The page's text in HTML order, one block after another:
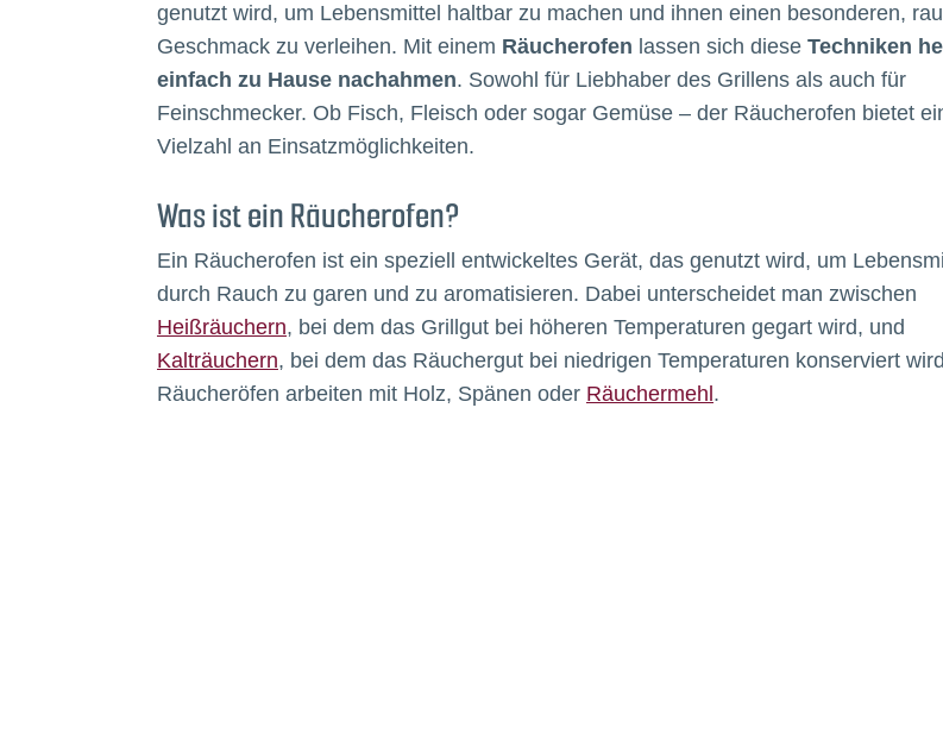
genutzt wird, um Lebensmittel haltbar zu machen und ihnen einen besonderen,
Geschmack zu verleihen. Mit einem Räucherofen lassen sich diese Techniken
einfach zu Hause nachahmen. Sowohl für Liebhaber des Grillens als auch für
Feinschmecker. Ob Fisch, Fleisch oder sogar Gemüse – der Räucherofen bietet
Vielzahl an Einsatzmöglichkeiten.
Was ist ein Räucherofen?
Ein Räucherofen ist ein speziell entwickeltes Gerät, das genutzt wird, um
durch Rauch zu garen und zu aromatisieren. Dabei unterscheidet man zwischen
Heißräuchern, bei dem das Grillgut bei höheren Temperaturen gegart wird, und
Kalträuchern, bei dem das Räuchergut bei niedrigen Temperaturen konserviert
Räucheröfen arbeiten mit Holz, Spänen oder Räuchermehl .